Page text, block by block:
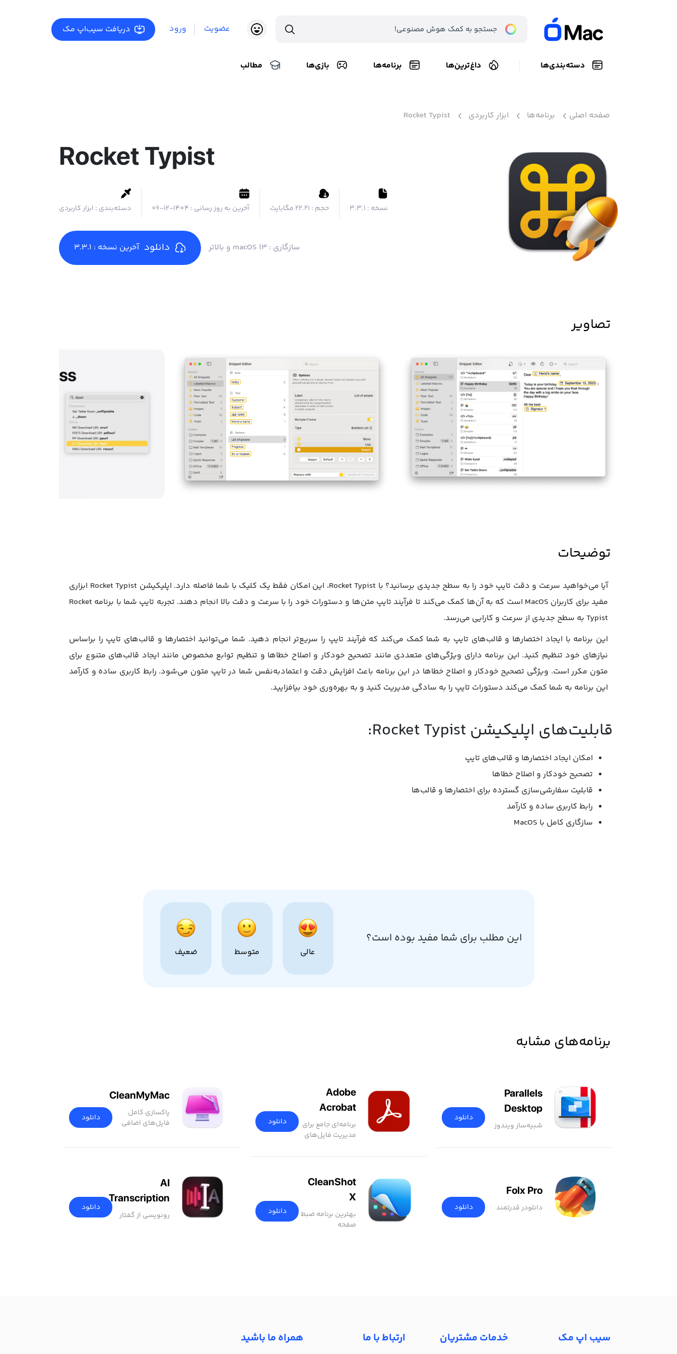
عضویت ورود دریافت سیب‌اپ مک
دسته‌بندی‌ها داغ‌ترین‌ها برنامه‌ها بازی‌ها مطالب
صفحه اصلی برنامه‌ها ابزار کاربردی Rocket Typist
Rocket Typist
نسخه : 3.3.1 حجم : ۲۲.۲۱ مگابایت آخرین به روز رسانی : 1404-12-06 دسته‌بندی : ابزار کاربردی
دانلود آخرین نسخه : 3.3.1 سازگاری : macOS 13 و بالاتر
تصاویر
توضیحات
آیا می‌خواهید سرعت و دقت تایپ خود را به سطح جدیدی برسانید؟ با Rocket Typist، این امکان فقط یک کلیک با شما فاصله دارد. اپلیکیشن Rocket Typist ابزاری
مفید برای کاربران MacOS است که به آن‌ها کمک می‌کند تا فرآیند تایپ متن‌ها و دستورات خود را با سرعت و دقت بالا انجام دهند. تجربه تایپ شما با برنامه Rocket
Typist به سطح جدیدی از سرعت و کارایی می‌رسد.
این برنامه با ایجاد اختصارها و قالب‌های تایپ به شما کمک می‌کند که فرآیند تایپ را سریع‌تر انجام دهید. شما می‌توانید اختصارها و قالب‌های تایپ را براساس
نیازهای خود تنظیم کنید. این برنامه دارای ویژگی‌های متعددی مانند تصحیح خودکار و اصلاح خطاها و تنظیم توابع مخصوص مانند ایجاد قالب‌های متنوع برای
متون مکرر است. ویژگی تصحیح خودکار و اصلاح خطاها در این برنامه باعث افزایش دقت و اعتمادبه‌نفس شما در تایپ متون می‌شود. رابط کاربری ساده و کارآمد
این برنامه به شما کمک می‌کند دستورات تایپ را به سادگی مدیریت کنید و به بهره‌وری خود بیافزایید.
قابلیت‌های اپلیکیشن Rocket Typist:
امکان ایجاد اختصارها و قالب‌های تایپ
تصحیح خودکار و اصلاح خطاها
قابلیت سفارشی‌سازی گسترده برای اختصارها و قالب‌ها
رابط کاربری ساده و کارآمد
سازگاری کامل با MacOS
این مطلب برای شما مفید بوده است؟
عالی متوسط ضعیف
برنامه‌های مشابه
Parallels
Desktop
شبیه‌ساز ویندوز
دانلود
Adobe
Acrobat
برنامه‌ای جامع برای
مدیریت فایل‌های
دانلود
CleanMyMac
پاکسازی کامل
فایل‌های اضافی
دانلود
Folx Pro
دانلودر قدرتمند دانلود
CleanShot
X
بهترین برنامه ضبط
صفحه
دانلود
AI
Transcription
رونویسی از گفتار
دانلود
سیب اپ مک خدمات مشتریان ارتباط با ما همراه ما باشید